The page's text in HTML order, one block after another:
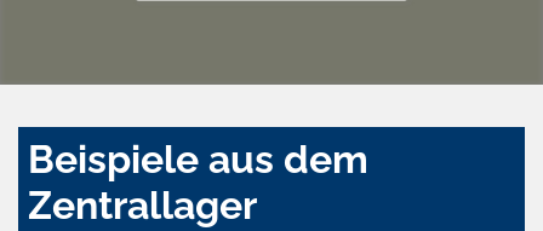
Beispiele aus dem
Zentrallager